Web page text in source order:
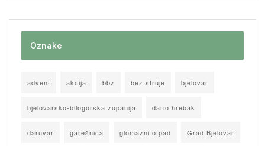
Oznake
advent akcija bbz bez struje bjelovar
bjelovarsko-bilogorska županija dario hrebak
daruvar garešnica glomazni otpad Grad Bjelovar